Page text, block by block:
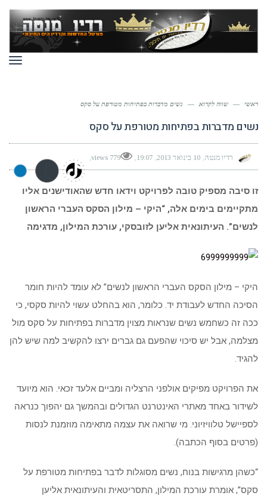
ראשי — שווה לקרוא — נשים מדברות בפתיחות מטורפת על סקס
נשים מדברות בפתיחות מטורפת על סקס
רדיו מנטה 10 בינואר 2013 19:07
779 views
זו סיבה מספיק טובה לפרויקט וידאו חדש שהאודישנים אליו
מתקיימים בימים אלה, “היקי – מילון הסקס העברי הראשון
לנשים”. העיתונאית אליען לזובסקי, עורכת המילון, מדגימה
היקי – מילון הסקס העברי הראשון לנשים” לא עומד להיות חומר
הסיכה החדש לעבודת יד. כלומר, הוא בהחלט עשוי להיות סקסי, כי
ככה זה כשחמש נשים שנראות מצוין מדברות בפתיחות על סקס מול
מצלמה, אבל יש סיכוי שהפעם גם גברים ירצו להקשיב למה שיש להן
להגיד.
את הפרויקט מפיקים אולפני הרצליה ומביים אלעד זכאי. הוא מיועד
לשידור באחד מאתרי האינטרנט הגדולים ובהמשך גם יהפוך כנראה
לספיישל טלוויזיוני. מי שרואה את עצמה מתאימה מוזמנת לנסות
(פרטים בסוף הכתבה).
“כשהן מרגישות בנוח, נשים מסוגלות לדבר בפתיחות מטורפת על
סקס”, אומרת עורכת המילון, התסריטאית והעיתונאית אליען